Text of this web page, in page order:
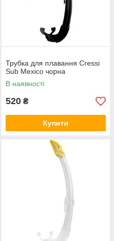
Трубка для плавання Cressi
Sub Mexico чорна
В наявності
520 ₴
Купити